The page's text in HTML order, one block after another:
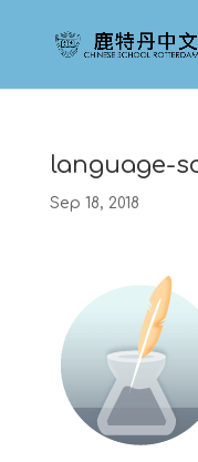
language-
Sep 18, 2018